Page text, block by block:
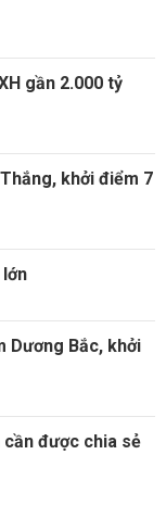
gần 2.000 tỷ
khởi điểm 7
Dương Bắc, khởi
được chia sẻ